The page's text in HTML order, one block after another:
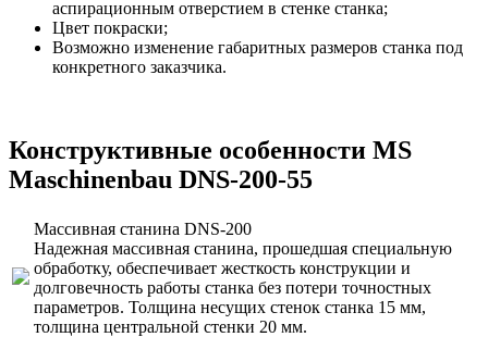
аспирационным отверстием в стенке станка;
Цвет покраски;
Возможно изменение габаритных размеров станка под
конкретного заказчика.
Конструктивные особенности MS
Maschinenbau DNS-200-55
Массивная станина DNS-200
Надежная массивная станина, прошедшая специальную
обработку, обеспечивает жесткость конструкции и
долговечность работы станка без потери точностных
параметров. Толщина несущих стенок станка 15 мм,
толщина центральной стенки 20 мм.